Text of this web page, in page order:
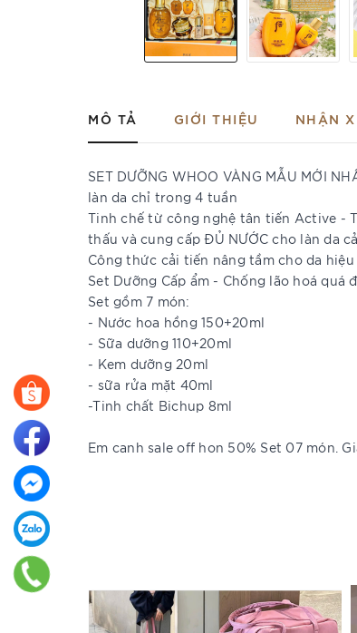
MÔ TẢ GIỚI THIỆU NHẬN
SET DƯỠNG WHOO VÀNG MẪU MỚI
làn da chỉ trong 4 tuần
Tinh chế từ công nghệ tân tiến Active -
thấu và cung cấp ĐỦ NƯỚC cho làn da
Công thức cải tiến nâng tầm cho da
Set Dưỡng Cấp ẩm - Chống lão hoá quá
Set gồm 7 món:
- Nước hoa hồng 150+20ml
- Sữa dưỡng 110+20ml
- Kem dưỡng 20ml
- sữa rửa mặt 40ml
-Tinh chất Bichup 8ml
Em canh sale off hon 50% Set 07 món.